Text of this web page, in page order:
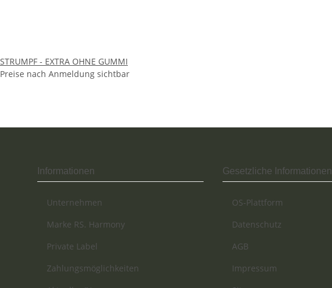
STRUMPF - EXTRA OHNE GUMMI
Preise nach Anmeldung sichtbar
Informationen
Unternehmen
Marke RS. Harmony
Private Label
Zahlungsmöglichkeiten
Gesetzliche Informationen
OS-Plattform
Datenschutz
AGB
Impressum